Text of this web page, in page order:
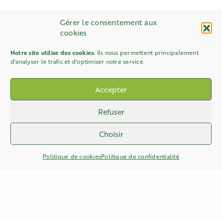
Gérer le consentement aux
cookies
Notre site utilise des cookies. Ils nous permettent principalement
d'analyser le trafic et d'optimiser notre service.
Accepter
Refuser
Choisir
Politique de cookiesPolitique de confidentialité